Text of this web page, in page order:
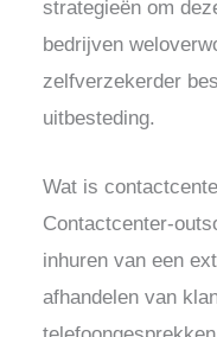
strategieën om
bedrijven
zelfverzekerder
uitbesteding.
Wat is
Contactcenter-
inhuren van een
afhandelen van